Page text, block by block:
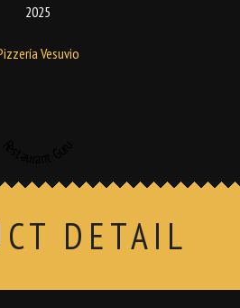
2025
Vesuvio
DETAIL